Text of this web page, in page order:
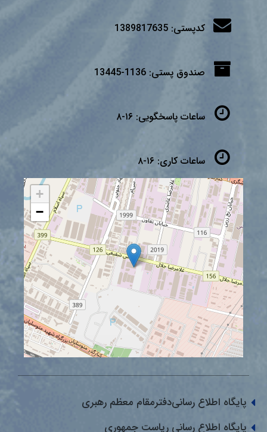
کدپستی: 1389817635
صندوق پستی: 1136-13445
ساعات پاسخگویی: ۱۶-۸
ساعات کاری: ۱۶-۸
+
−
پایگاه اطلاع رسانی‌دفترمقام معظم رهبری
پایگاه اطلاع رسانی ریاست جمهوری